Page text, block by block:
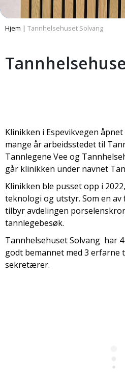
Hjem | Tannhelsehuset Solvang
Klinikken i Espevikvegen
mange år arbeidsstedet til
Tannlegene Vee og
går klinikken under navnet
Klinikken ble pusset opp i
teknologi og utstyr. Som en
tilbyr avdelingen
tannlegebesøk.
Tannhelsehuset Solvang har
godt bemannet med 3 erfarne
sekretærer.